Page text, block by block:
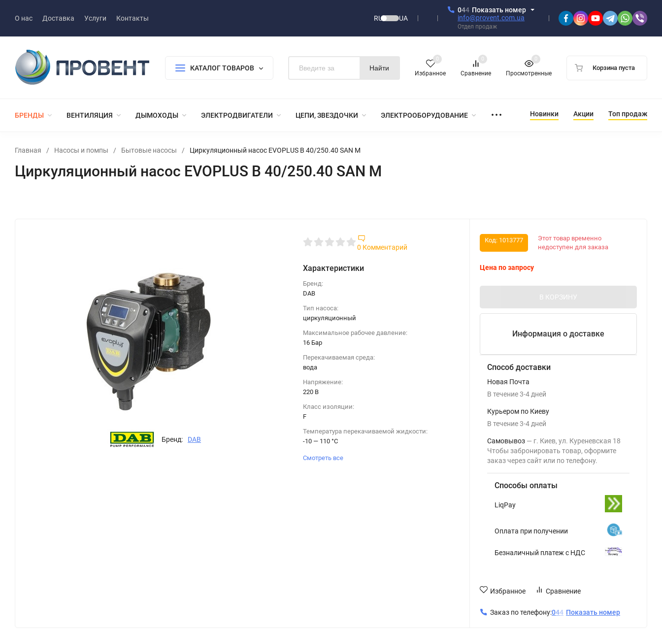
О нас Доставка Услуги Контакты RU UA
044 Показать номер
info@provent.com.ua
Отдел продаж
КАТАЛОГ ТОВАРОВ Найти
Избранное
0
Сравнение
0
Просмотренные
0
Корзина пуста
БРЕНДЫ ВЕНТИЛЯЦИЯ ДЫМОХОДЫ ЭЛЕКТРОДВИГАТЕЛИ ЦЕПИ, ЗВЕЗДОЧКИ ЭЛЕКТРООБОРУДОВАНИЕ Новинки Акции Топ продаж
Главная / Насосы и помпы / Бытовые насосы / Циркуляционный насос EVOPLUS B 40/250.40 SAN M
Циркуляционный насос EVOPLUS B 40/250.40 SAN M
Бренд: DAB
0 Комментарий
Характеристики
Бренд:
DAB
Тип насоса:
циркуляционный
Максимальное рабочее давление:
16 Бар
Перекачиваемая среда:
вода
Напряжение:
220 B
Класс изоляции:
F
Температура перекачиваемой жидкости:
-10 — 110 °C
Смотреть все
Этот товар временно
недоступен для заказа
Код: 1013777
Цена по запросу
В КОРЗИНУ
Информация о доставке
Способ доставки
Новая Почта
В течение3-4 дней
Курьером по Киеву
В течение3-4 дней
Самовывоз
г. Киев, ул. Куреневская 18
Чтобы забронировать товар, оформите
заказ через сайт или по телефону.
Способы оплаты
LiqPay
Оплата при получении
Безналичный платеж с НДС
Избранное Сравнение
Заказ по телефону:044 Показать номер